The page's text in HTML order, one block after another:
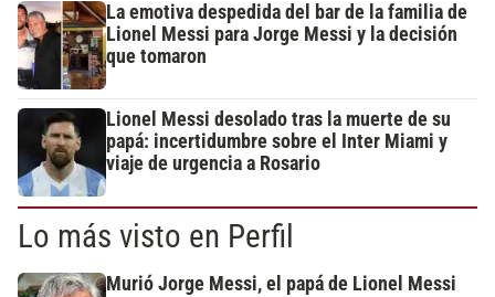
La emotiva despedida del bar de la familia de
Lionel Messi para Jorge Messi y la decisión
que tomaron
Lionel Messi desolado tras la muerte de su
papá: incertidumbre sobre el Inter Miami y
viaje de urgencia a Rosario
Lo más visto en Perfil
Murió Jorge Messi, el papá de Lionel Messi